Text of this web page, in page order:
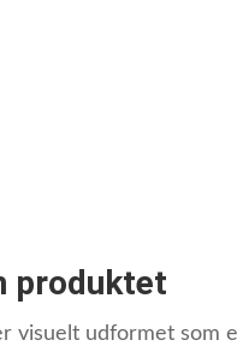
produktet
visuelt udformet som